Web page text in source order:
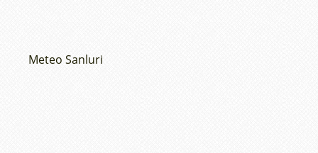
Meteo Sanluri